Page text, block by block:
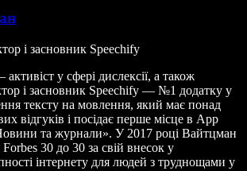
і засновник Speechify
у сфері дислексії, а також
і засновник Speechify — №1 додатку у
тексту на мовлення, який має понад
відгуків і посідає перше місце в App
та журнали». У 2017 році Вайтцман
30 до 30 за свій внесок у
інтернету для людей з труднощами у